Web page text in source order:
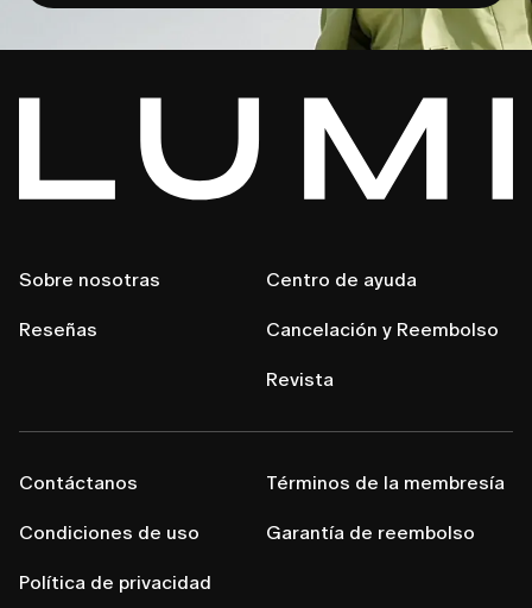
Sobre nosotras
Reseñas
Centro de ayuda
Cancelación y Reembolso
Revista
Contáctanos
Condiciones de uso
Política de privacidad
Términos de la membresía
Garantía de reembolso